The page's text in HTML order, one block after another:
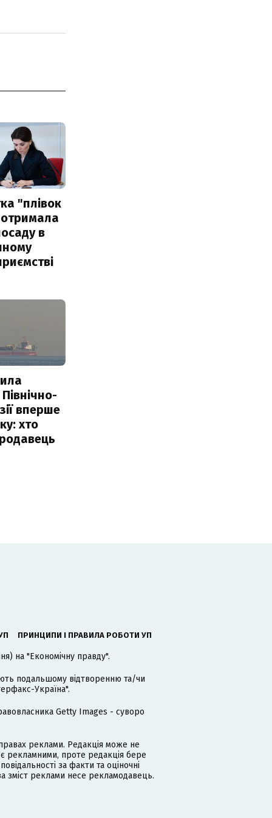
"плівок
в
вперше
хто
ПРИНЦИПИ І ПРАВИЛА РОБОТИ УП
на "Економічну правду".
подальшому відтворенню та/чи
Україна".
Getty Images - суворо
реклами. Редакція може не
рекламними, проте редакція бере
за факти та оціночні
зміст реклами несе рекламодавець.